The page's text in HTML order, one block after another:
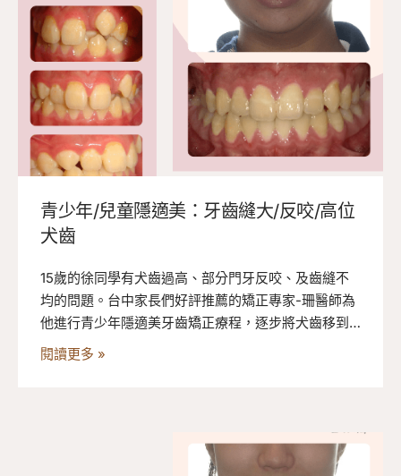
青少年/兒童隱適美：牙齒縫大/反咬/高位
犬齒
15歲的徐同學有犬齒過高、部分門牙反咬、及齒縫不
均的問題。台中家長們好評推薦的矯正專家-珊醫師為
他進行青少年隱適美牙齒矯正療程，逐步將犬齒移到
正確位置並改善反咬與牙齒縫隙。
閱讀更多 »